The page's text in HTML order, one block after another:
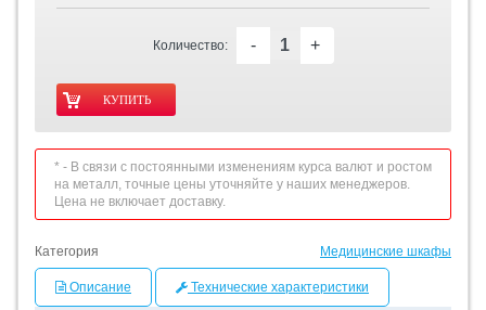
Количество: - +
* - В связи с постоянными изменениям курса валют и ростом
на металл, точные цены уточняйте у наших менеджеров.
Цена не включает доставку.
Категория Медицинские шкафы
Описание Технические характеристики